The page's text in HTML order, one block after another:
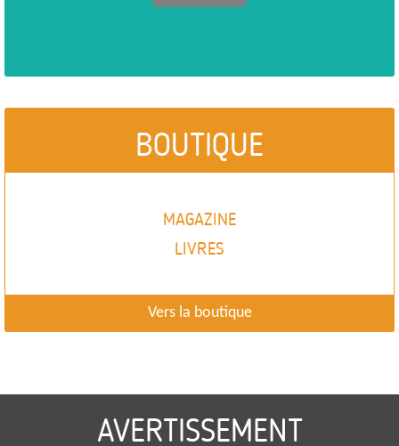
BOUTIQUE
MAGAZINE
LIVRES
Vers la boutique
AVERTISSEMENT